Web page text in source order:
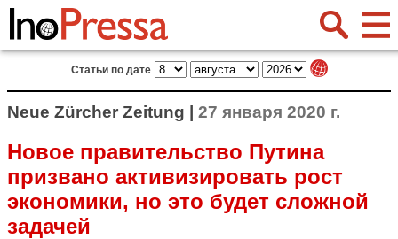
Статьи по дате
Neue Zürcher Zeitung | 27 января 2020 г.
Новое правительство Путина
призвано активизировать рост
экономики, но это будет сложной
задачей